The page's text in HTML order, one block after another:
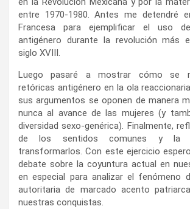
entre 1970-1980. Antes me detendré
Francesa para ejemplificar el uso
antigénero durante la revolución más
siglo XVIII.
Luego pasaré a mostrar cómo se
retóricas antigénero en la ola
sus argumentos se oponen de manera
nunca al avance de las mujeres (y
diversidad sexo-genérica). Finalmente,
de los sentidos comunes y la
transformarlos. Con este ejercicio
debate sobre la coyuntura actual en
en especial para analizar el fenómeno
autoritaria de marcado acento
nuestras conquistas.